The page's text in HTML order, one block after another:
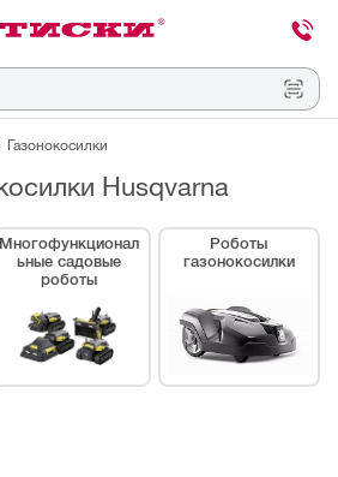
Газонокосилки
Husqvarna
Многофункционал
ьные садовые
роботы
Роботы
газонокосилки